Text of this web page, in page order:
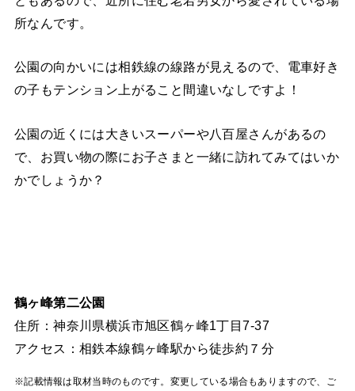
所なんです。
公園の向かいには相鉄線の線路が見えるので、電車好き
の子もテンション上がること間違いなしですよ！
公園の近くには大きいスーパーや八百屋さんがあるの
で、お買い物の際にお子さまと一緒に訪れてみてはいか
かでしょうか？
鶴ヶ峰第二公園
住所：神奈川県横浜市旭区鶴ヶ峰1丁目7-37
アクセス：相鉄本線鶴ヶ峰駅から徒歩約７分
※記載情報は取材当時のものです。変更している場合もありますので、ご